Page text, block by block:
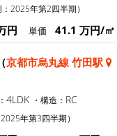
：2025年第2四半期）
円 単価 41.1 万円/㎡
（京都市烏丸線 竹田駅
4LDK ・構造： RC
年第3四半期）